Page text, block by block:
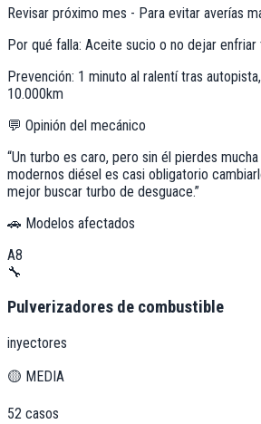
Revisar próximo mes - Para evitar averías
Por qué falla: Aceite sucio o no dejar enfriar
Prevención: 1 minuto al ralentí tras
10.000km
💬 Opinión del mecánico
“Un turbo es caro, pero sin él pierdes
modernos diésel es casi obligatorio
mejor buscar turbo de desguace.”
🚗 Modelos afectados
A8
🔧
Pulverizadores de combustible
inyectores
🟡 MEDIA
52 casos